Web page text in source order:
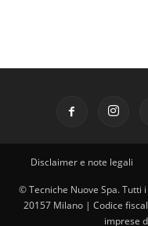
Disclaimer e note legali
© Tecniche Nuove Spa. Tutti
20157 Milano | Codice
imprese